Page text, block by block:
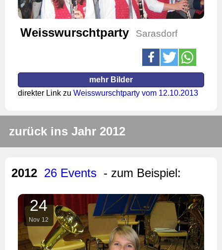
Weisswurschtparty Sarasdorf
mehr Bilder
direkter Link zu Weisswurschtparty vom 12.10.2013
zurück ins Jahr 2012
2012 26 Events - zum Beispiel:
24
Nov 12